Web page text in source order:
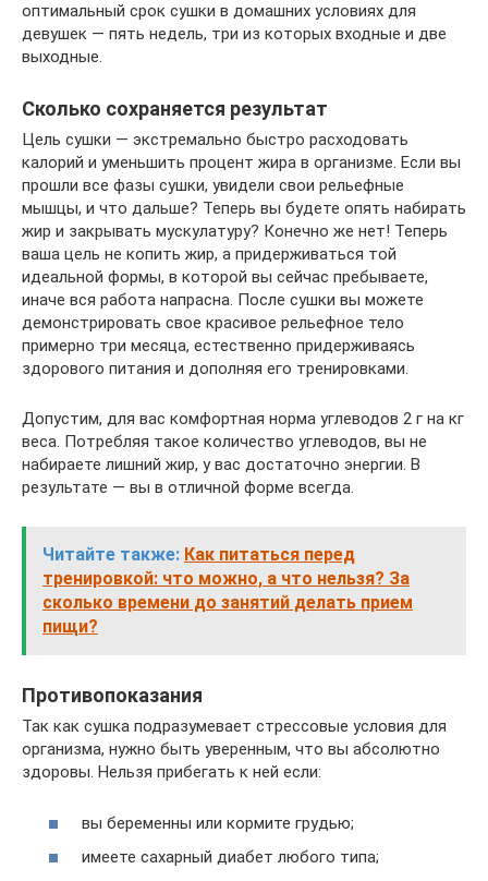
оптимальный срок сушки в домашних условиях для
девушек — пять недель, три из которых входные и две
выходные.
Сколько сохраняется результат
Цель сушки — экстремально быстро расходовать
калорий и уменьшить процент жира в организме. Если вы
прошли все фазы сушки, увидели свои рельефные
мышцы, и что дальше? Теперь вы будете опять набирать
жир и закрывать мускулатуру? Конечно же нет! Теперь
ваша цель не копить жир, а придерживаться той
идеальной формы, в которой вы сейчас пребываете,
иначе вся работа напрасна. После сушки вы можете
демонстрировать свое красивое рельефное тело
примерно три месяца, естественно придерживаясь
здорового питания и дополняя его тренировками.
Допустим, для вас комфортная норма углеводов 2 г на кг
веса. Потребляя такое количество углеводов, вы не
набираете лишний жир, у вас достаточно энергии. В
результате — вы в отличной форме всегда.
Читайте также: Как питаться перед
тренировкой: что можно, а что нельзя? За
сколько времени до занятий делать прием
пищи?
Противопоказания
Так как сушка подразумевает стрессовые условия для
организма, нужно быть уверенным, что вы абсолютно
здоровы. Нельзя прибегать к ней если:
вы беременны или кормите грудью;
имеете сахарный диабет любого типа;